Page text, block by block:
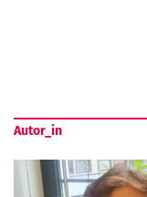
Autor_in